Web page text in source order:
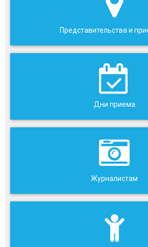
Представительства и
Дни приема
Журналистам